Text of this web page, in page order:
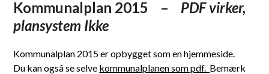
Kommunalplan 2015 – PDF virker,
plansystem Ikke
Kommunalplan 2015 er opbygget som en hjemmeside.
Du kan også se selve kommunalplanen som pdf. Bemærk